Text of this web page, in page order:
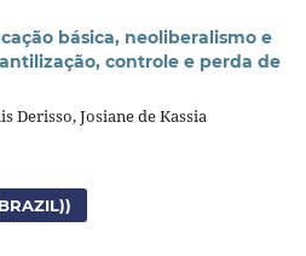
básica, neoliberalismo e
controle e perda de
Derisso, Josiane de Kassia